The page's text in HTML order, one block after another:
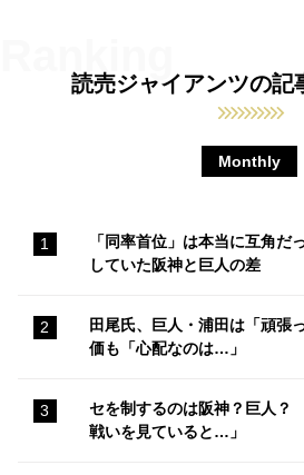
読売ジャイアンツの記
Monthly
「同率首位」は本当に互角
していた阪神と巨人の差
田尾氏、巨人・浦田は「頑張
価も「心配なのは…」
セを制するのは阪神？巨人
戦いを見ていると…」